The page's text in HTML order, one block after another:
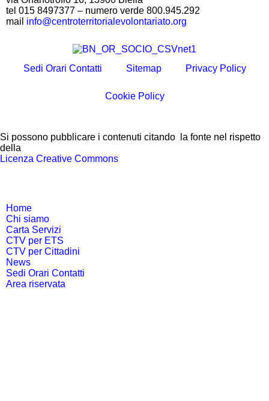
tel 015 8497377 – numero verde 800.945.292
mail info@centroterritorialevolontariato.org
Sedi Orari Contatti Sitemap Privacy Policy
Cookie Policy
Si possono pubblicare i contenuti citando la fonte nel rispetto
della
Licenza Creative Commons
Home
Chi siamo
Carta Servizi
CTV per ETS
CTV per Cittadini
News
Sedi Orari Contatti
Area riservata